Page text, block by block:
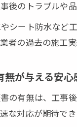
後のトラブルや
シート防水など
者の過去の施工
無が与える安心
の有無は、工事
な対応が期待でき